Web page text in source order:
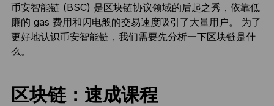
币安智能链 (BSC) 是区块链协议领域的后起之秀，依靠低
廉的 gas 费用和闪电般的交易速度吸引了大量用户。 为了
更好地认识币安智能链，我们需要先分析一下区块链是什
么。
区块链：速成课程